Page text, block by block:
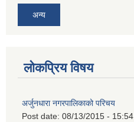
अन्य
लोकप्रिय विषय
अर्जुनधारा नगरपालिकाको परिचय
Post date: 08/13/2015 - 15:54